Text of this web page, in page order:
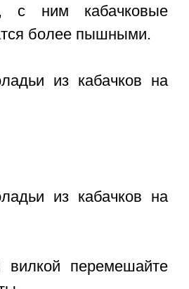
с ним кабачковые
более пышными.
вилкой перемешайте